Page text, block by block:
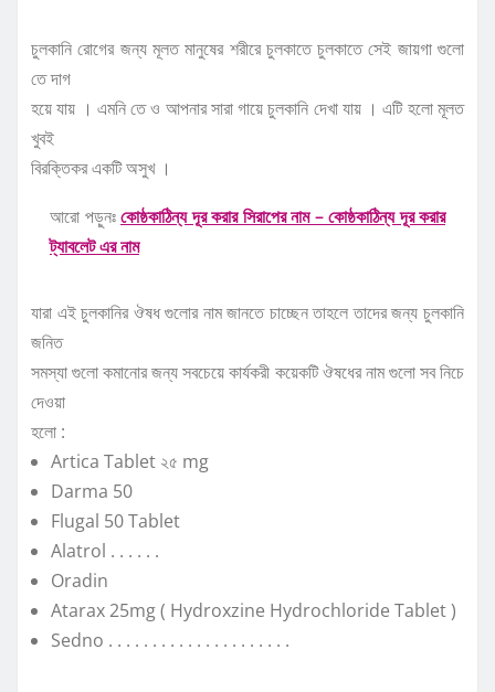
চুলকানি রোগের জন্য মূলত মানুষের শরীরে চুলকাতে চুলকাতে সেই জায়গা গুলো
তে দাগ
হয়ে যায় । এমনি তে ও আপনার সারা গায়ে চুলকানি দেখা যায় । এটি হলো মূলত
খুবই
বিরক্তিকর একটি অসুখ ।
আরো পড়ুনঃকোষ্ঠকাঠিন্য দূর করার সিরাপের নাম – কোষ্ঠকাঠিন্য দূর করার
ট্যাবলেট এর নাম
যারা এই চুলকানির ঔষধ গুলোর নাম জানতে চাচ্ছেন তাহলে তাদের জন্য চুলকানি
জনিত
সমস্যা গুলো কমানোর জন্য সবচেয়ে কার্যকরী কয়েকটি ঔষধের নাম গুলো সব নিচে
দেওয়া
হলো :
Artica Tablet ২৫ mg
Darma 50
Flugal 50 Tablet
Alatrol . . . . . .
Oradin
Atarax 25mg ( Hydroxzine Hydrochloride Tablet )
Sedno . . . . . . . . . . . . . . . . . . . . .